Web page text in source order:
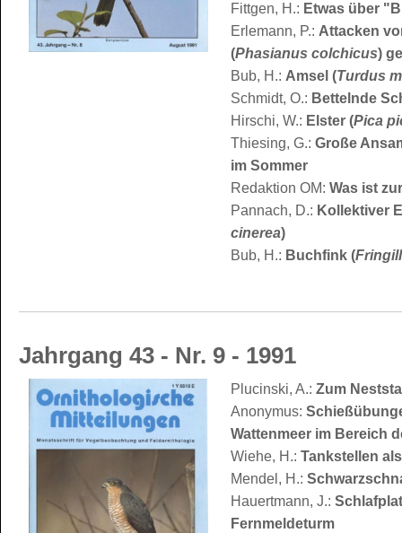
Fittgen, H.: Etwas über
Erlemann, P.: Attacken
(Phasianus colchicus)
Bub, H.: Amsel (Turdus
Schmidt, O.: Bettelnde
Hirschi, W.: Elster (Pica
Thiesing, G.: Große
im Sommer
Redaktion OM: Was ist
Pannach, D.: Kollektiver
cinerea)
Bub, H.: Buchfink (
Jahrgang 43 - Nr. 9 - 1991
Plucinski, A.: Zum
Anonymus:
Wattenmeer im Bereich
Wiehe, H.: Tankstellen
Mendel, H.:
Hauertmann, J.:
Fernmeldeturm